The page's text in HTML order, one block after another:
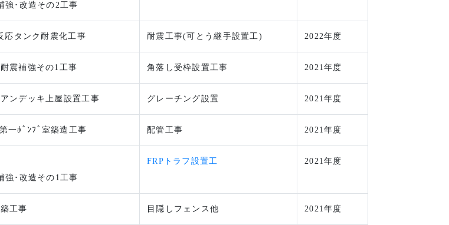
強･改造その2工事
応タンク耐震化工事 耐震工事(可とう継手設置工) 2022年度
震補強その1工事 角落し受枠設置工事 2021年度
ンデッキ上屋設置工事 グレーチング設置 2021年度
一ﾎﾟﾝﾌﾟ室築造工事 配管工事 2021年度
強･改造その1工事
FRPトラフ設置工 2021年度
工事 目隠しフェンス他 2021年度